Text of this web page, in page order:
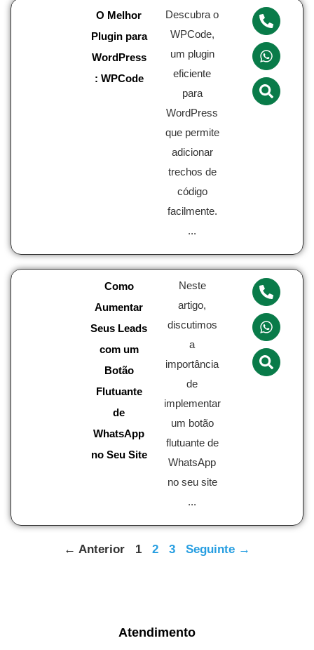
O Melhor
Plugin para
WordPress
: WPCode
Descubra o
WPCode,
um plugin
eficiente
para
WordPress
que permite
adicionar
trechos de
código
facilmente.
...
Como
Aumentar
Seus Leads
com um
Botão
Flutuante
de
WhatsApp
no Seu Site
Neste
artigo,
discutimos
a
importância
de
implementar
um botão
flutuante de
WhatsApp
no seu site
...
← Anterior 1 2 3 Seguinte →
Atendimento